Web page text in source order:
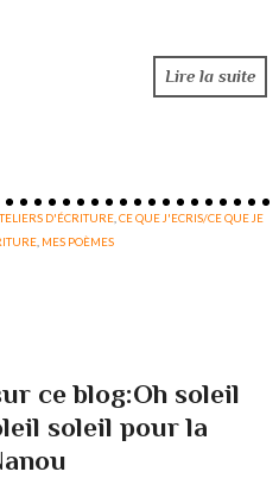
Lire la suite
D'ÉCRITURE ,CE QUE J'ECRIS/CE QUE JE
MES POÈMES
ce blog:Oh soleil
soleil pour la